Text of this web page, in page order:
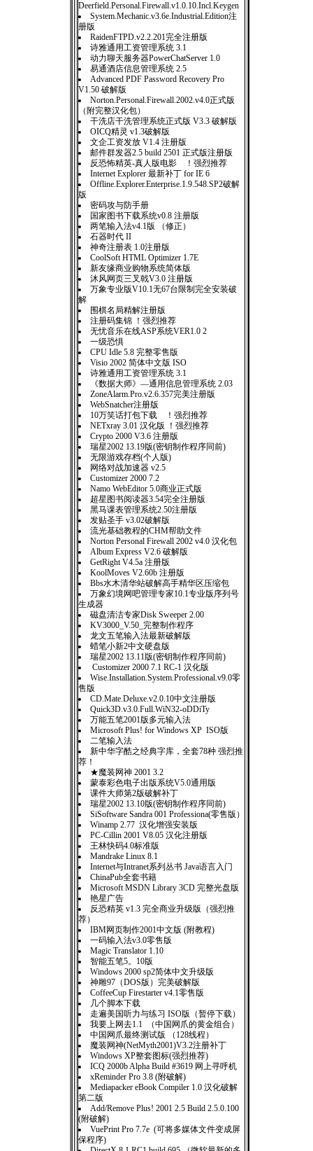
Deerfield.Personal.Firewall.v1.0.10.Incl.Keygen
System.Mechanic.v3.6e.Industrial.Edition注
册版
RaidenFTPD.v2.2.201完全注册版
诗雅通用工资管理系统 3.1
动力聊天服务器PowerChatServer 1.0
易通酒店信息管理系统 2.5
Advanced PDF Password Recovery Pro
V1.50 破解版
Norton.Personal.Firewall.2002.v4.0正式版
（附完整汉化包）
干洗店干洗管理系统正式版 V3.3 破解版
OICQ精灵 v1.3破解版
文企工资发放 V1.4 注册版
邮件群发器2.5 build 2501 正式版注册版
反恐怖精英-真人版电影 ！强烈推荐
Internet Explorer 最新补丁 for IE 6
Offline.Explorer.Enterprise.1.9.548.SP2破解
版
密码攻与防手册
国家图书下载系统v0.8 注册版
两笔输入法v4.1版 （修正）
石器时代 II
神奇注册表 1.0注册版
CoolSoft HTML Optimizer 1.7E
新友缘商业购物系统简体版
沐风网页三叉戟V3.0 注册版
万象专业版V10.1无67台限制完全安装破
解
围棋名局精解注册版
注册码集锦 ！强烈推荐
无忧音乐在线ASP系统VER1.0 2
一级恐惧
CPU Idle 5.8 完整零售版
Visio 2002 简体中文版 ISO
诗雅通用工资管理系统 3.1
《数据大师》—通用信息管理系统 2.03
ZoneAlarm.Pro.v2.6.357完美注册版
WebSnatcher注册版
10万笑话打包下载 ！强烈推荐
NETxray 3.01 汉化版 ！强烈推荐
Crypto 2000 V3.6 注册版
瑞星2002 13.19版(密钥制作程序同前)
无限游戏存档(个人版)
网络对战加速器 v2.5
Customizer 2000 7.2
Namo WebEditor 5.0商业正式版
超星图书阅读器3.54完全注册版
黑马课表管理系统2.50注册版
发贴圣手 v3.02破解版
流光基础教程的CHM帮助文件
Norton Personal Firewall 2002 v4.0 汉化包
Album Express V2.6 破解版
GetRight V4.5a 注册版
KoolMoves V2.60b 注册版
Bbs水木清华站破解高手精华区压缩包
万象幻境网吧管理专家10.1专业版序列号
生成器
磁盘清洁专家Disk Sweeper 2.00
KV3000_V.50_完整制作程序
龙文五笔输入法最新破解版
蜡笔小新2中文硬盘版
瑞星2002 13.11版(密钥制作程序同前)
Customizer 2000 7.1 RC-1 汉化版
Wise.Installation.System.Professional.v9.0零
售版
CD.Mate.Deluxe.v2.0.10中文注册版
Quick3D.v3.0.Full.WiN32-oDDiTy
万能五笔2001版多元输入法
Microsoft Plus! for Windows XP ISO版
二笔输入法
新中华字酷之经典字库，全套78种 强烈推
荐！
★魔装网神 2001 3.2
蒙泰彩色电子出版系统V5.0通用版
课件大师第2版破解补丁
瑞星2002 13.10版(密钥制作程序同前)
SiSoftware Sandra 001 Professiona(零售版）
Winamp 2.77 汉化增强安装版
PC-Cillin 2001 V8.05 汉化注册版
王林快码4.0标准版
Mandrake Linux 8.1
Internet与Intranet系列丛书 Java语言入门
ChinaPub全套书籍
Microsoft MSDN Library 3CD 完整光盘版
艳星广告
反恐精英 v1.3 完全商业升级版（强烈推
荐）
IBM网页制作2001中文版 (附教程)
一码输入法v3.0零售版
Magic Translator 1.10
智能五笔5。10版
Windows 2000 sp2简体中文升级版
神雕97（DOS版）完美破解版
CoffeeCup Firestarter v4.1零售版
几个脚本下载
走遍美国听力与练习 ISO版（暂停下载）
我要上网去1.1 （中国网爪的黄金组合）
中国网爪最终测试版 （128线程）
魔装网神(NetMyth2001)V3.2注册补丁
Windows XP整套图标(强烈推荐)
ICQ 2000b Alpha Build #3619 网上寻呼机
xReminder Pro 3.8 (附破解)
Mediapacker eBook Compiler 1.0 汉化破解
第二版
Add/Remove Plus! 2001 2.5 Build 2.5.0.100
(附破解)
VuePrint Pro 7.7e (可将多媒体文件变成屏
保程序)